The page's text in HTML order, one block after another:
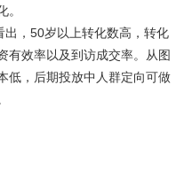
出，50岁以上转化数高，转化
有效率以及到访成交率。从图
低，后期投放中人群定向可做